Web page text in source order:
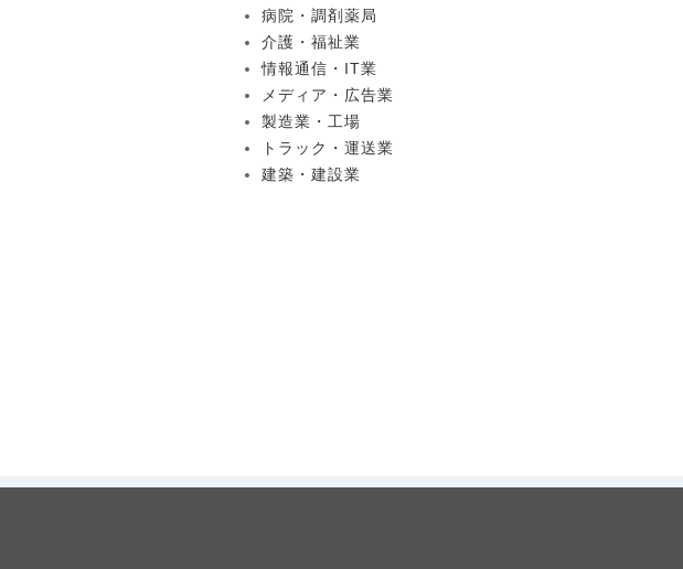
病院・調剤薬局
介護・福祉業
情報通信・IT業
メディア・広告業
製造業・工場
トラック・運送業
建築・建設業